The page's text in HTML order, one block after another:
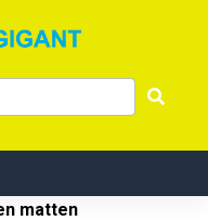
matten